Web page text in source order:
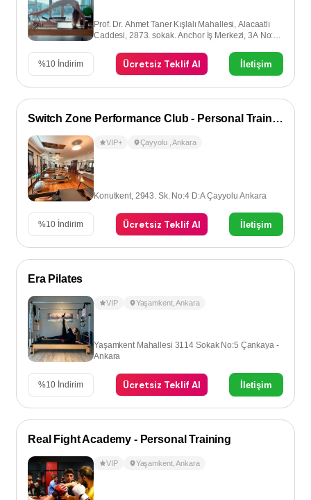
Prof. Dr. Ahmet Taner Kışlalı Mahallesi, Alacaatlı
Caddesi, 2873. sokak. Anchor İş Merkezi, 3A No:8,
%10 İndirim Ücretsiz Teklif Al İletişim
Switch Zone Performance Club - Personal Training
VIP+ Çayyolu ,Ankara
Konutkent, 2943. Sk. No:4 D:A Çayyolu Ankara
%10 İndirim Ücretsiz Teklif Al İletişim
Era Pilates
VIP Yaşamkent,Ankara
Yaşamkent Mahallesi 3114 Sokak No:5 Çankaya -
Ankara
%10 İndirim Ücretsiz Teklif Al İletişim
Real Fight Academy - Personal Training
VIP Yaşamkent,Ankara